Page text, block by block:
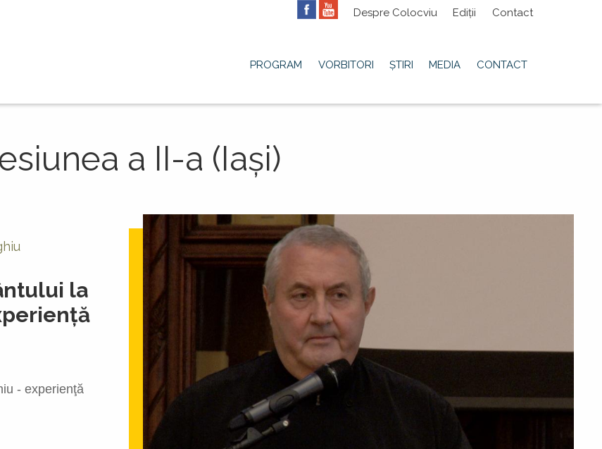
Meniu
secundar
Despre Colocviu Ediții Contact
navigation
PROGRAM VORBITORI ȘTIRI MEDIA CONTACT
a II-a (Iași)
la
- experienţă